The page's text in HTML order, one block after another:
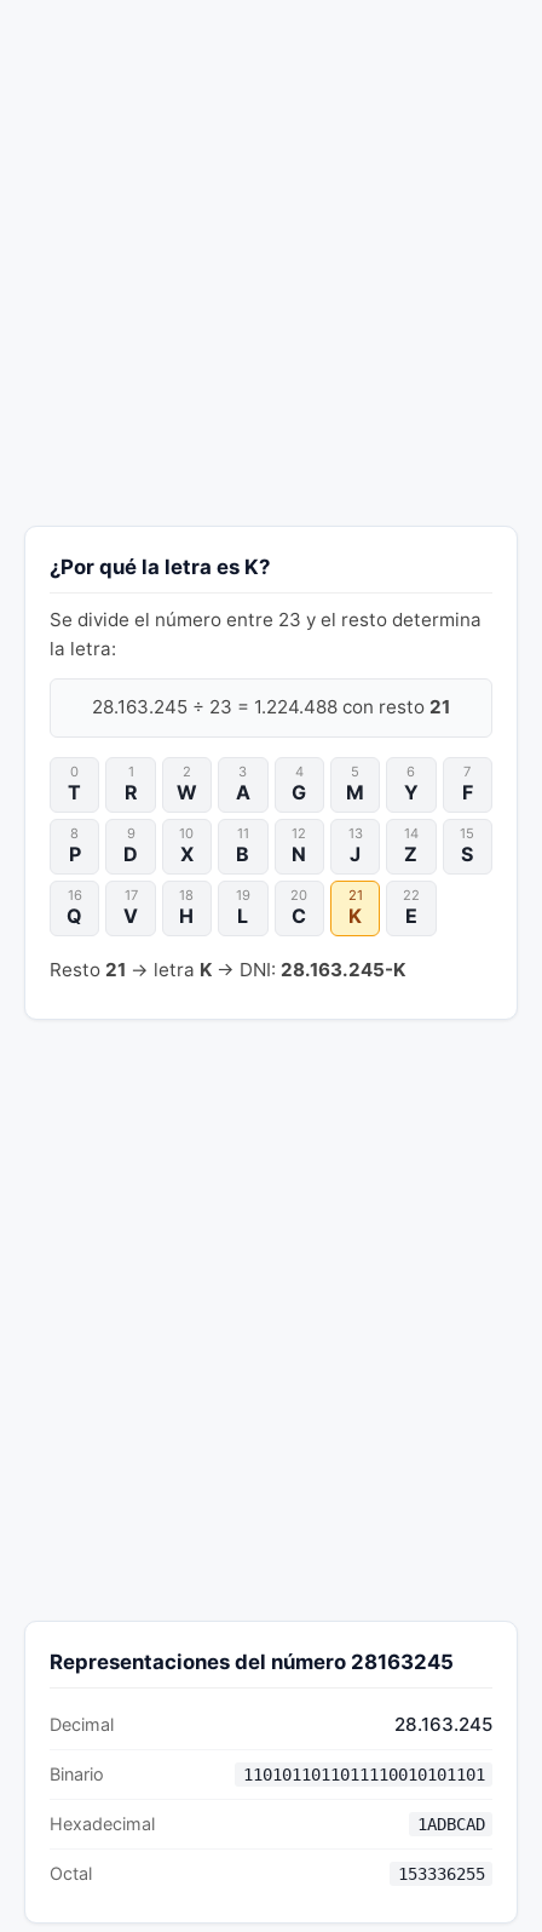
¿Por qué la letra es K?
Se divide el número entre 23 y el resto determina
la letra:
28.163.245 ÷ 23 = 1.224.488 con resto 21
0
T
1
R
2
W
3
A
4
G
5
M
6
Y
7
F
8
P
9
D
10
X
11
B
12
N
13
J
14
Z
15
S
16
Q
17
V
18
H
19
L
20
C
21
K
22
E
Resto 21 → letra K → DNI: 28.163.245-K
Representaciones del número 28163245
Decimal 28.163.245
Binario 1101011011011110010101101
Hexadecimal 1ADBCAD
Octal 153336255